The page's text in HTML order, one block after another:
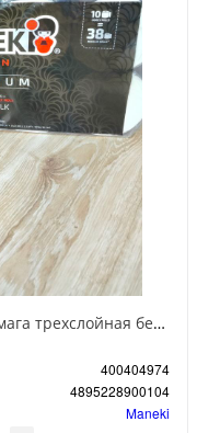
Maneki Black & White Туалетная бумага трехслойная белая гладкая с ароматом жасмина 214 листов 30 м 10 рулонов
400404974
4895228900104
Maneki